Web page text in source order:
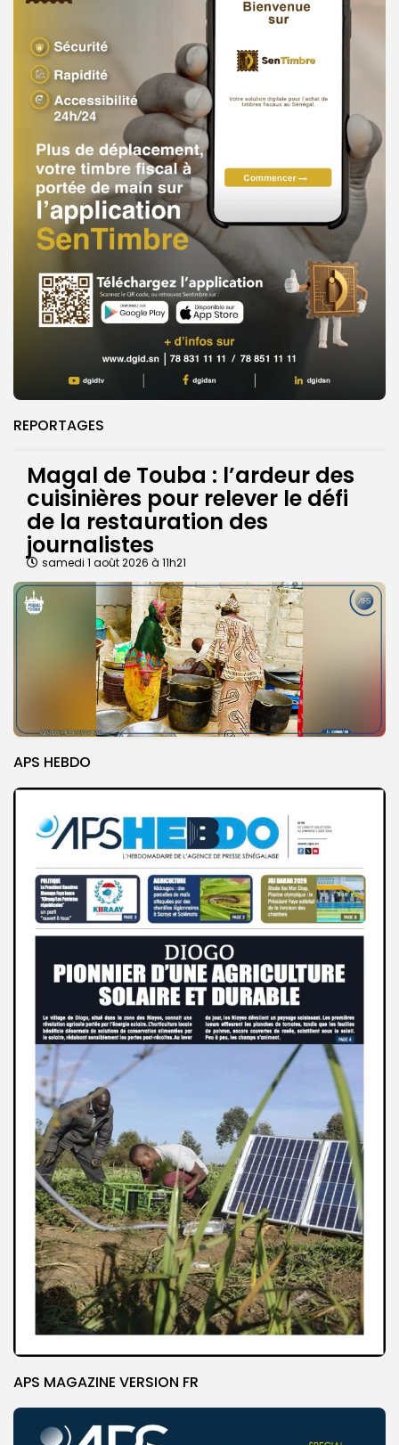
REPORTAGES
Magal de Touba : l’ardeur des
cuisinières pour relever le défi
de la restauration des
journalistes
samedi 1 août 2026 à 11h21
APS HEBDO
APS MAGAZINE VERSION FR